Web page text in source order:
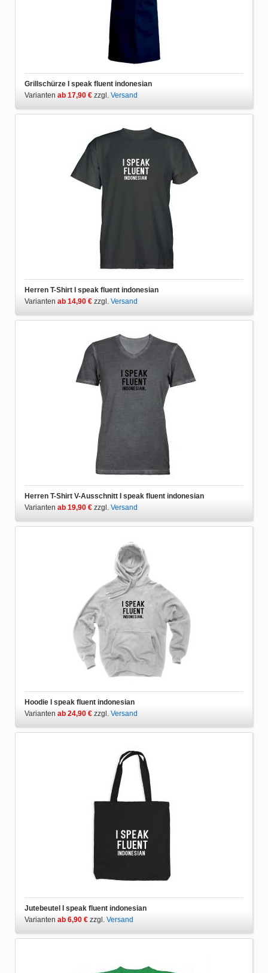
Grillschürze I speak fluent indonesian
Varianten ab 17,90 € zzgl. Versand
Herren T-Shirt I speak fluent indonesian
Varianten ab 14,90 € zzgl. Versand
Herren T-Shirt V-Ausschnitt I speak fluent indonesian
Varianten ab 19,90 € zzgl. Versand
Hoodie I speak fluent indonesian
Varianten ab 24,90 € zzgl. Versand
Jutebeutel I speak fluent indonesian
Varianten ab 6,90 € zzgl. Versand